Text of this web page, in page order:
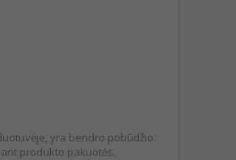
yra bendro pobūdžio.
produkto pakuotės.